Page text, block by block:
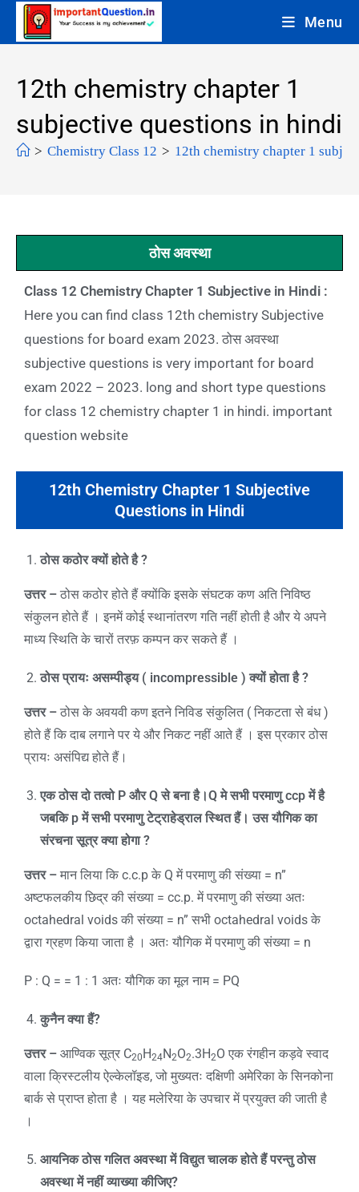
Menu
12th chemistry chapter 1
subjective questions in hindi
> Chemistry Class 12 > 12th chemistry chapter 1
ठोस अवस्था
Class 12 Chemistry Chapter 1 Subjective in Hindi :
Here you can find class 12th chemistry Subjective
questions for board exam 2023. ठोस अवस्था
subjective questions is very important for board
exam 2022 – 2023. long and short type questions
for class 12 chemistry chapter 1 in hindi. important
question website
12th Chemistry Chapter 1 Subjective
Questions in Hindi
ठोस कठोर क्यों होते है?
उत्तर – ठोस कठोर होते हैं क्योंकि इसके संघटक कण अति निविष्ठ
संकुलन होते हैं । इनमें कोई स्थानांतरण गति नहीं होती है और ये अपने
माध्य स्थिति के चारों तरफ़ कम्पन कर सकते हैं ।
ठोस प्रायः असम्पीड्य ( incompressible )क्यों होता है?
उत्तर – ठोस के अवयवी कण इतने निविड संकुलित ( निकटता से बंध )
होते हैं कि दाब लगाने पर ये और निकट नहीं आते हैं । इस प्रकार ठोस
प्रायः असंपिद्य होते हैं।
एक ठोस दो तत्वो P औरQसे बना है।Qमे सभी परमाणुccpमें है
जबकि pमें सभी परमाणु टेट्राहेड्राल स्थित हैं। उस यौगिक का
संरचना सूत्र क्या होगा?
उत्तर – मान लिया कि c.c.p के Q में परमाणु की संख्या = n”
अष्टफलकीय छिद्र की संख्या = cc.p. में परमाणु की संख्या अतः
octahedral voids की संख्या = n” सभी octahedral voids के
द्वारा ग्रहण किया जाता है । अतः यौगिक में परमाणु की संख्या = n
P : Q = = 1 : 1 अतः यौगिक का मूल नाम = PQ
कुनैन क्या हैं?
उत्तर – आण्विक सूत्र C20H24N2O2.3H2O एक रंगहीन कड़वे स्वाद
वाला क्रिस्टलीय ऐल्केलॉइड, जो मुख्यतः दक्षिणी अमेरिका के सिनकोना
बार्क से प्राप्त होता है । यह मलेरिया के उपचार में प्रयुक्त की जाती है
।
आयनिक ठोस गलित अवस्था में विद्युत चालक होते हैं परन्तु ठोस
अवस्था में नहीं व्याख्या कीजिए?